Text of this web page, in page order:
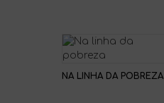
NA LINHA DA POBREZA